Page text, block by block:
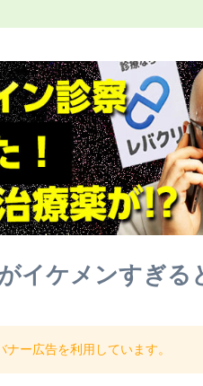
イケメンすぎる
ー広告を利用しています。